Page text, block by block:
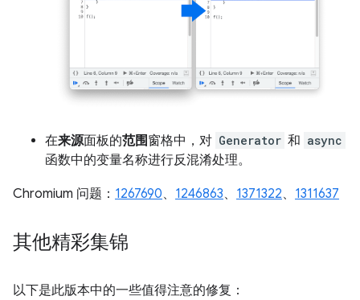
在来源面板的范围窗格中，对 Generator 和 async
函数中的变量名称进行反混淆处理。
Chromium 问题： 1267690、 1246863、 1371322、 1311637
其他精彩集锦
以下是此版本中的一些值得注意的修复：